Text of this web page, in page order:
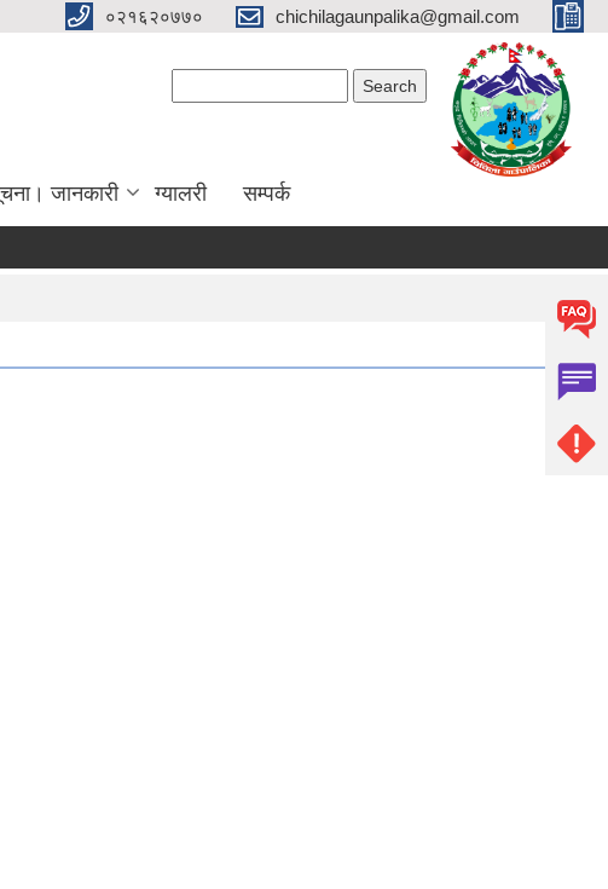
०२१६२०७७० chichilagaunpalika@gmail.com
जानकारी ग्यालरी सम्पर्क
सूचना)